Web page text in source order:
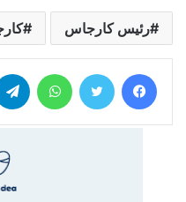
رئيس كارجاس
فيسبوك تويتر واتساب